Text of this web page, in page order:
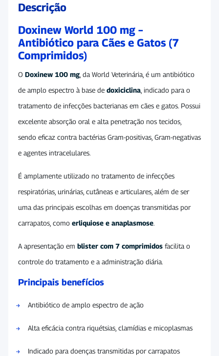
Descrição
Doxinew World 100 mg –
Antibiótico para Cães e Gatos (7
Comprimidos)
O Doxinew 100 mg , da World Veterinária, é um antibiótico
de amplo espectro à base de doxiciclina , indicado para o
tratamento de infecções bacterianas em cães e gatos. Possui
excelente absorção oral e alta penetração nos tecidos,
sendo eficaz contra bactérias Gram-positivas, Gram-negativas
e agentes intracelulares.
É amplamente utilizado no tratamento de infecções
respiratórias, urinárias, cutâneas e articulares, além de ser
uma das principais escolhas em doenças transmitidas por
carrapatos, como erliquiose e anaplasmose.
A apresentação em blister com 7 comprimidos facilita o
controle do tratamento e a administração diária.
Principais benefícios
Antibiótico de amplo espectro de ação
Alta eficácia contra riquétsias, clamídias e micoplasmas
Indicado para doenças transmitidas por carrapatos